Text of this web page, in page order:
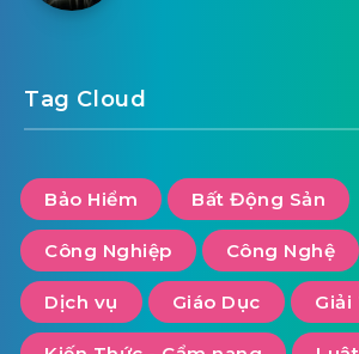
Tag Cloud
Bảo Hiểm Bất Động Sản
Công Nghiệp Công Nghệ
Dịch vụ Giáo Dục Giải